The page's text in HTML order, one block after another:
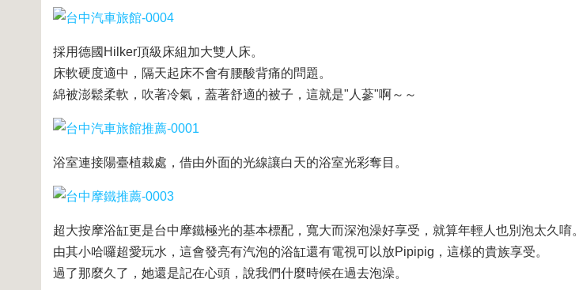
採用德國Hilker頂級床組加大雙人床。
床軟硬度適中，隔天起床不會有腰酸背痛的問題。
綿被澎鬆柔軟，吹著冷氣，蓋著舒適的被子，這就是"人蔘"啊～～
浴室連接陽臺植裁處，借由外面的光線讓白天的浴室光彩奪目。
超大按摩浴缸更是台中摩鐵極光的基本標配，寬大而深泡澡好享受，就算年輕人也別泡太久唷。
由其小哈囉超愛玩水，這會發亮有汽泡的浴缸還有電視可以放Pipipig，這樣的貴族享受。
過了那麼久了，她還是記在心頭，說我們什麼時候在過去泡澡。